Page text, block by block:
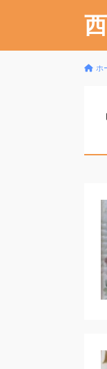
ホ